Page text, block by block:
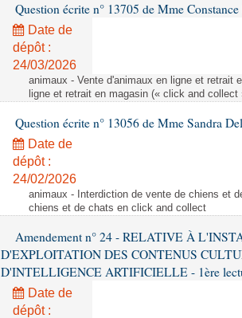
Question écrite n° 13705 de Mme
Date de
dépôt :
24/03/2026
animaux - Vente d'animaux en ligne et retrait
ligne et retrait en magasin (« click and collect
Question écrite n° 13056 de Mme Sandra
Date de
dépôt :
24/02/2026
animaux - Interdiction de vente de chiens et
chiens et de chats en click and collect
Amendement n° 24 - RELATIVE À
D'EXPLOITATION DES CONTENUS
D'INTELLIGENCE ARTIFICIELLE - 1ère
Date de
dépôt :